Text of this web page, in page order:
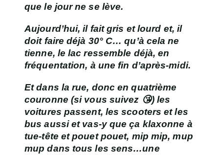
que le jour ne se lève.
Aujourd’hui, il fait gris et lourd et, il
doit faire déjà 30° C… qu’à cela ne
tienne, le lac ressemble déjà, en
fréquentation, à une fin d’après-midi.
Et dans la rue, donc en quatrième
couronne (si vous suivez 😘) les
voitures passent, les scooters et les
bus aussi et vas-y que ça klaxonne à
tue-tête et pouet pouet, mip mip, mup
mup dans tous les sens…une